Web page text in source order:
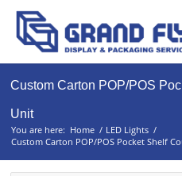
Custom Carton POP/POS
Unit
You are here: Home / LED Lights /
Custom Carton POP/POS Pocket Shelf